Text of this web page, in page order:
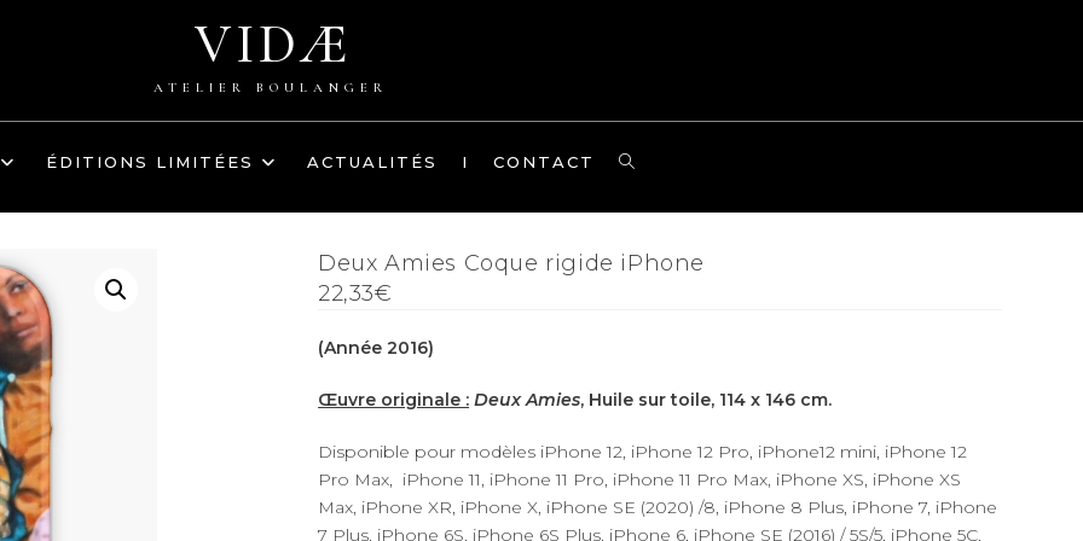
VIDÆ
ATELIER BOULANGER
ÉDITIONS LIMITÉES ACTUALITÉS I CONTACT
TOGGLE
Deux Amies Coque rigide iPhone
22,33€
(Année 2016)
Œuvre originale : Deux Amies, Huile sur toile, 114 x 146 cm.
Disponible pour modèles iPhone 12, iPhone 12 Pro, iPhone12 mini, iPhone 12
Pro Max, iPhone 11, iPhone 11 Pro, iPhone 11 Pro Max, iPhone XS, iPhone XS
Max, iPhone XR, iPhone X, iPhone SE (2020) /8, iPhone 8 Plus, iPhone 7, iPhone
7 Plus, iPhone 6S, iPhone 6S Plus, iPhone 6, iPhone SE (2016) / 5S/5, iPhone 5C,